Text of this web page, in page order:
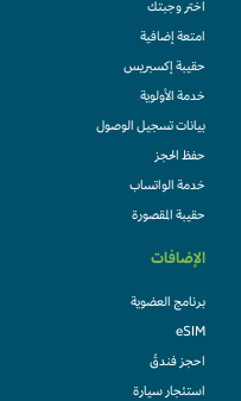
اختر وجبتك
امتعة إضافية
حقيبة إكسبريس
خدمة الأولوية
بيانات تسجيل الوصول
حفظ الحجز
خدمة الواتساب
حقيبة المقصورة
الإضافات
برنامج العضوية
eSIM
احجز فندقً
استئجار سيارة